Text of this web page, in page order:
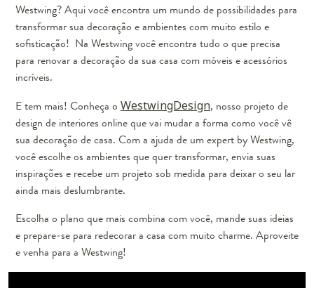
Westwing? Aqui você encontra um mundo de possibilidades para
transformar sua decoração e ambientes com muito estilo e
sofisticação! Na Westwing você encontra tudo o que precisa
para renovar a decoração da sua casa com móveis e acessórios
incríveis.
E tem mais! Conheça o WestwingDesign, nosso projeto de
design de interiores online que vai mudar a forma como você vê
sua decoração de casa. Com a ajuda de um expert by Westwing,
você escolhe os ambientes que quer transformar, envia suas
inspirações e recebe um projeto sob medida para deixar o seu lar
ainda mais deslumbrante.
Escolha o plano que mais combina com você, mande suas ideias
e prepare-se para redecorar a casa com muito charme. Aproveite
e venha para a Westwing!